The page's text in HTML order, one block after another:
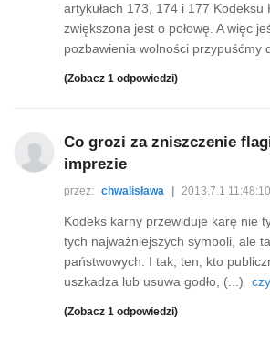
artykułach 173, 174 i 177 Kodeksu
zwiększona jest o połowę. A więc
pozbawienia wolności przypuśćmy
(Zobacz 1 odpowiedzi)
Co grozi za zniszczenie
imprezie
przez: chwalisława 2013.7.1 11:48:10
Kodeks karny przewiduje karę nie
tych najważniejszych symboli, ale
państwowych. I tak, ten, kto
uszkadza lub usuwa godło, (...)
(Zobacz 1 odpowiedzi)